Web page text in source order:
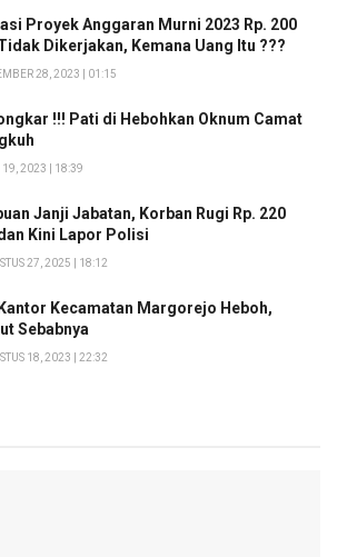
Proyek Anggaran Murni 2023 Rp. 200
Dikerjakan, Kemana Uang Itu ???
28, 2023 | 01:15
!!! Pati di Hebohkan Oknum Camat
2023 | 18:39
Janji Jabatan, Korban Rugi Rp. 220
Kini Lapor Polisi
27, 2025 | 18:12
Kecamatan Margorejo Heboh,
Sebabnya
18, 2023 | 22:32